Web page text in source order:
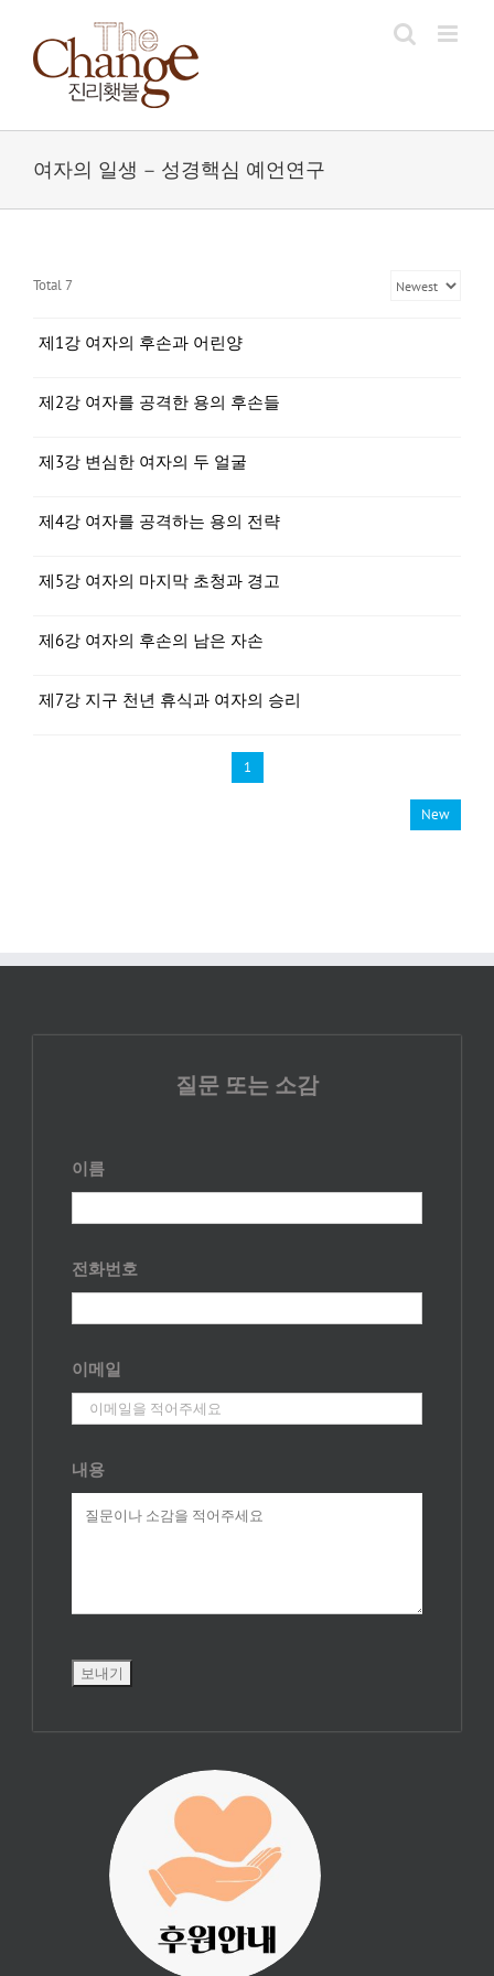
content
여자의 일생 – 성경핵심 예언연구
Total 7
제1강 여자의 후손과 어린양
제2강 여자를 공격한 용의 후손들
제3강 변심한 여자의 두 얼굴
제4강 여자를 공격하는 용의 전략
제5강 여자의 마지막 초청과 경고
제6강 여자의 후손의 남은 자손
제7강 지구 천년 휴식과 여자의 승리
1
New
질문 또는 소감
이름
전화번호
이메일
내용
진리횃불 사역은
여러분의 후원으
로 이루어집니다.